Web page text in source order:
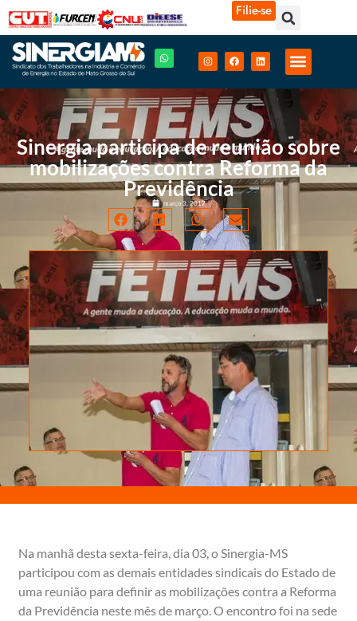
Filie-se
Sinergia participa de reunião sobre
mobilizações contra Reforma da
Previdência
março 3, 2017
Na manhã desta sexta-feira, dia 03, o Sinergia-MS
participou com as demais entidades sindicais do Estado de
uma reunião para definir as mobilizações contra a Reforma
da Previdência neste mês de março. O encontro foi na sede